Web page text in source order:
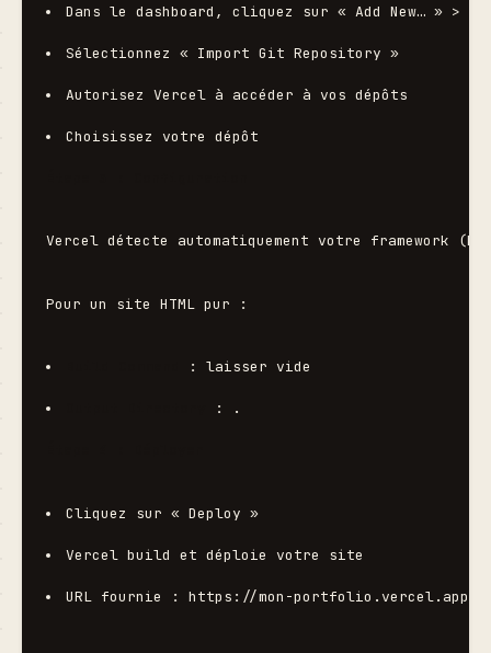
Dans le dashboard, cliquez sur « Add New… » > «
Sélectionnez « Import Git Repository »
Autorisez Vercel à accéder à vos dépôts
Choisissez votre dépôt
Vercel détecte automatiquement votre
Pour un site HTML pur :
: laisser vide
: .
Cliquez sur « Deploy »
Vercel build et déploie votre site
URL fournie : https://mon-portfolio.vercel.app